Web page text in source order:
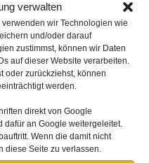
verwalten
wir Technologien wie
und/oder darauf
zustimmst, können wir Daten
auf dieser Website verarbeiten.
oder zurückziehst, können
werden.
direkt von Google
dafür an Google weitergeleitet.
Wenn die damit nicht
diese Seite zu verlassen.